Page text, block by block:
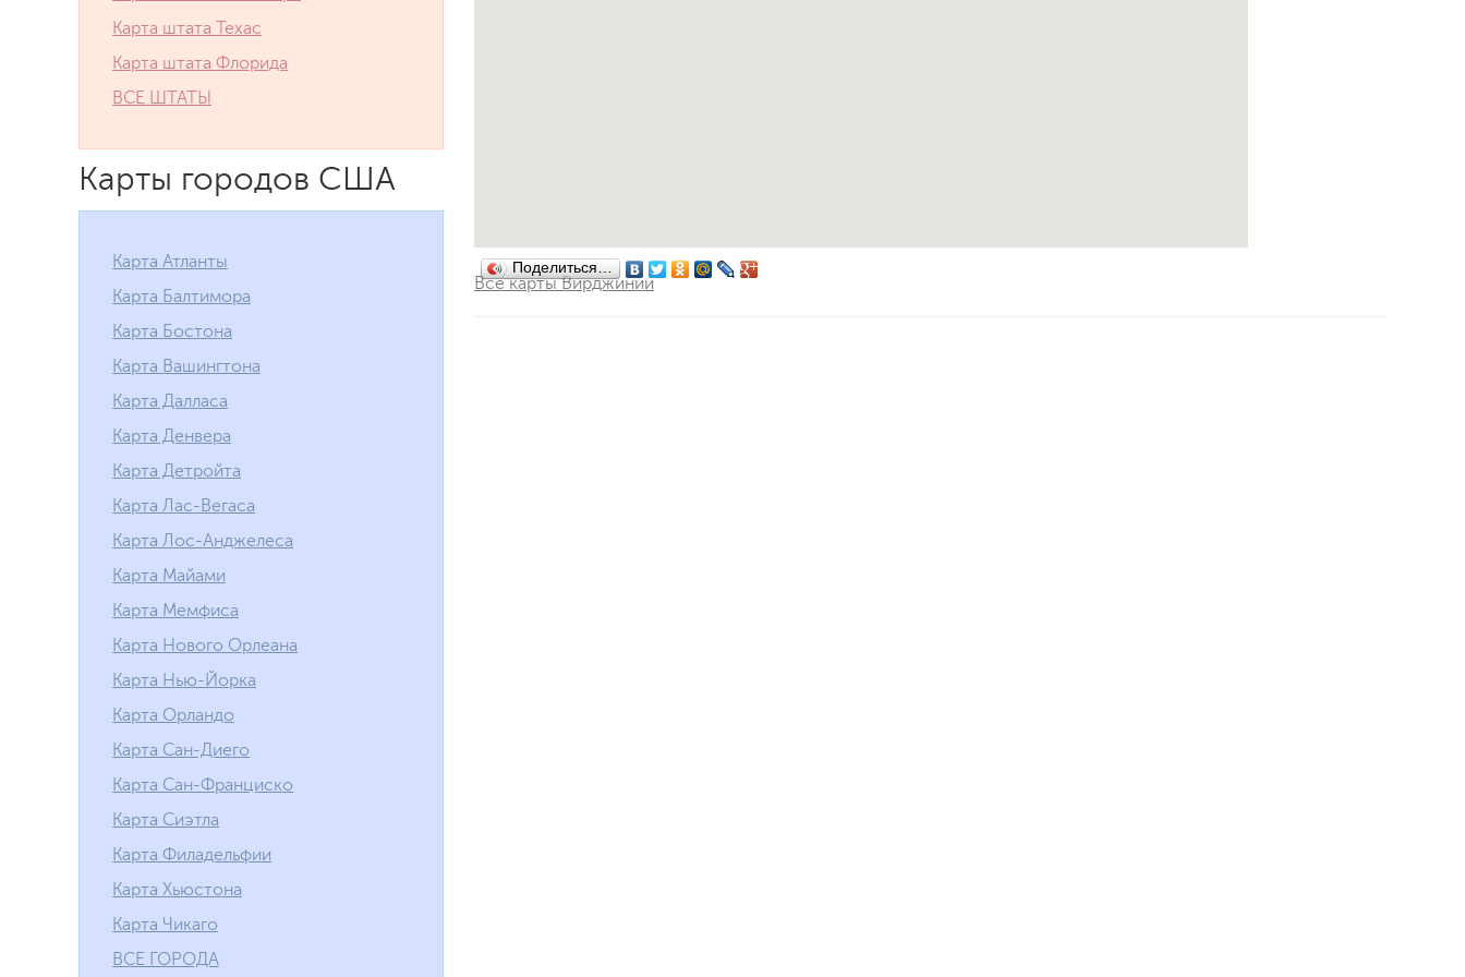
Поделиться…
Все карты Вирджинии
Карта штата Техас
Карта штата Флорида
ВСЕ ШТАТЫ
Карты городов США
Карта Атланты
Карта Балтимора
Карта Бостона
Карта Вашингтона
Карта Далласа
Карта Денвера
Карта Детройта
Карта Лас-Вегаса
Карта Лос-Анджелеса
Карта Майами
Карта Мемфиса
Карта Нового Орлеана
Карта Нью-Йорка
Карта Орландо
Карта Сан-Диего
Карта Сан-Франциско
Карта Сиэтла
Карта Филадельфии
Карта Хьюстона
Карта Чикаго
ВСЕ ГОРОДА